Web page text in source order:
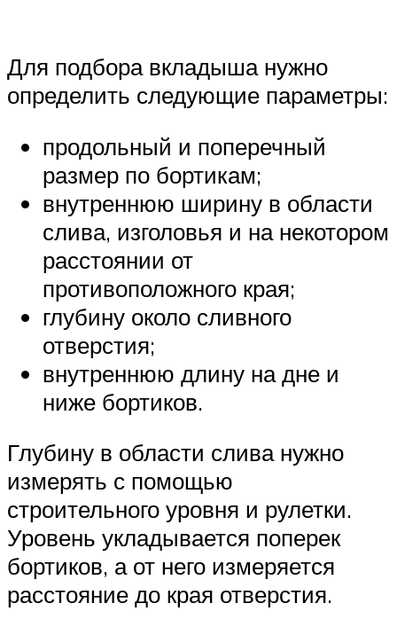
Для подбора вкладыша нужно
определить следующие параметры:
продольный и поперечный
размер по бортикам;
внутреннюю ширину в области
слива, изголовья и на некотором
расстоянии от
противоположного края;
глубину около сливного
отверстия;
внутреннюю длину на дне и
ниже бортиков.
Глубину в области слива нужно
измерять с помощью
строительного уровня и рулетки.
Уровень укладывается поперек
бортиков, а от него измеряется
расстояние до края отверстия.